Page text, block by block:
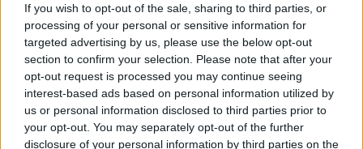
If you wish to opt-out of the sale, sharing to third parties, or
processing of your personal or sensitive information for
targeted advertising by us, please use the below opt-out
section to confirm your selection. Please note that after your
opt-out request is processed you may continue seeing
interest-based ads based on personal information utilized by
us or personal information disclosed to third parties prior to
your opt-out. You may separately opt-out of the further
disclosure of your personal information by third parties on the
Φρίκη στη Βρετανία: Πρώην χασάπης τεμάχισε 55χρονο
εργαζόμενό του και τον έβαλε σε βαρέλι με τσιμέντο
επειδή νόμιζε ότι τον έκλεβε
πριν 32 λεπτά
ΔΕΙΤΕ ΟΛΕΣ ΤΙΣ ΕΙΔΗΣΕΙΣ